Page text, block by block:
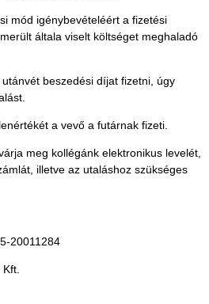
mód igénybevételéért a fizetési
általa viselt költséget meghaladó
beszedési díjat fizetni, úgy
a vevő a futárnak fizeti.
meg kollégánk elektronikus levelét,
illetve az utaláshoz szükséges
20011284